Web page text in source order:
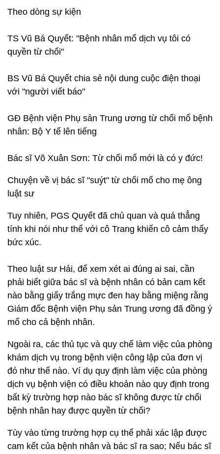
Theo dòng sự kiện
TS Vũ Bá Quyết: "Bệnh nhân mổ dịch vụ tôi có
quyền từ chối"
BS Vũ Bá Quyết chia sẻ nội dung cuộc điện thoại
với "người viết báo"
GĐ Bệnh viện Phụ sản Trung ương từ chối mổ bệnh
nhân: Bộ Y tế lên tiếng
Bác sĩ Võ Xuân Sơn: Từ chối mổ mới là có y đức!
Chuyện về vị bác sĩ "suýt" từ chối mổ cho mẹ ông
luật sư
Tuy nhiên, PGS Quyết đã chủ quan và quá thẳng
tính khi nói như thế với cô Trang khiến cô cảm thấy
bức xúc.
Theo luật sư Hải, để xem xét ai đúng ai sai, cần
phải biết giữa bác sĩ và bệnh nhân có bản cam kết
nào bằng giấy trắng mực đen hay bằng miệng rằng
Giám đốc Bệnh viện Phụ sản Trung ương đã đồng ý
mổ cho cả bệnh nhân.
Ngoài ra, các thủ tục và quy chế làm việc của phòng
khám dịch vụ trong bệnh viện công lập của đơn vị
đó như thế nào. Ví dụ quy định làm việc của phòng
dịch vụ bệnh viện có điều khoản nào quy định trong
bất kỳ trường hợp nào bác sĩ không được từ chối
bệnh nhân hay được quyền từ chối?
Tùy vào từng trường hợp cụ thể phải xác lập được
cam kết của bệnh nhân và bác sĩ ra sao; Nếu bác sĩ